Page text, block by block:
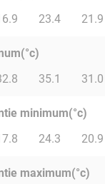
23.4 21.9
35.1 31.0
minimum(°c)
24.3 20.9
maximum(°c)